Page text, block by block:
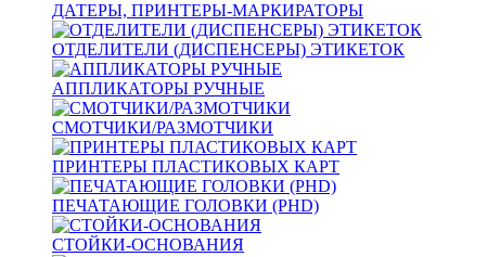
ДАТЕРЫ, ПРИНТЕРЫ-МАРКИРАТОРЫ
ОТДЕЛИТЕЛИ (ДИСПЕНСЕРЫ) ЭТИКЕТОК
АППЛИКАТОРЫ РУЧНЫЕ
СМОТЧИКИ/РАЗМОТЧИКИ
ПРИНТЕРЫ ПЛАСТИКОВЫХ КАРТ
ПЕЧАТАЮЩИЕ ГОЛОВКИ (PHD)
СТОЙКИ-ОСНОВАНИЯ